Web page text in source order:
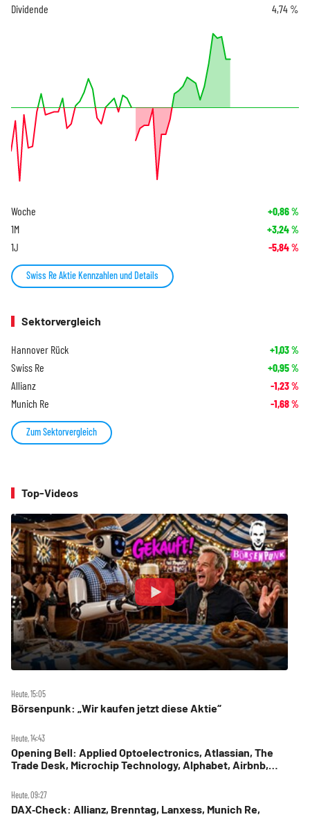
Dividende
4,74 %
Woche +0,86%
1M +3,24%
1J -5,84%
Swiss Re Aktie Kennzahlen und Details
Sektorvergleich
Hannover Rück +1,03%
Swiss Re +0,95%
Allianz -1,23%
Munich Re -1,68%
Zum Sektorvergleich
Top-Videos
Heute, 15:05
Börsenpunk: „Wir kaufen jetzt diese Aktie“
Heute, 14:43
Opening Bell: Applied Optoelectronics, Atlassian, The
Trade Desk, Microchip Technology, Alphabet, Airbnb,
Heute, 09:27
DAX‑Check: Allianz, Brenntag, Lanxess, Munich Re,